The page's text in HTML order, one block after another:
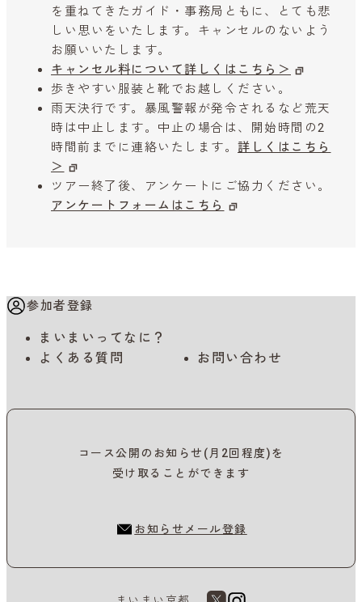
を重ねてきたガイド・事務局ともに、とても悲
しい思いをいたします。キャンセルのないよう
お願いいたします。
キャンセル料について詳しくはこちら＞
歩きやすい服装と靴でお越しください。
雨天決行です。暴風警報が発令されるなど荒天
時は中止します。中止の場合は、開始時間の2
時間前までに連絡いたします。 詳しくはこちら
＞
ツアー終了後、アンケートにご協力ください。
アンケートフォームはこちら
参加者登録
まいまいってなに？
よくある質問
お問い合わせ
コース公開のお知らせ(月2回程度)を
受け取ることができます
お知らせメール登録